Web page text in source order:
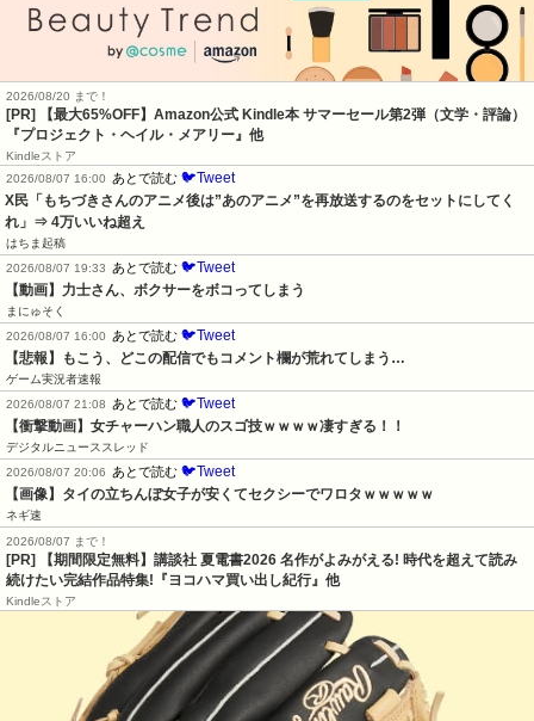
2026/08/20 まで！
[PR]
【最大65%OFF】Amazon公式 Kindle本 サマーセール第2弾（文学・評論）
『プロジェクト・ヘイル・メアリー』他
Kindleストア
2026/08/07 16:00
あとで読む 🐦Tweet
X民「もちづきさんのアニメ後は”あのアニメ”を再放送するのをセットにしてく
れ」⇒ 4万いいね超え
はちま起稿
2026/08/07 19:33
あとで読む 🐦Tweet
【動画】力士さん、ボクサーをボコってしまう
まにゅそく
2026/08/07 16:00
あとで読む 🐦Tweet
【悲報】もこう、どこの配信でもコメント欄が荒れてしまう…
ゲーム実況者速報
2026/08/07 21:08
あとで読む 🐦Tweet
【衝撃動画】女チャーハン職人のスゴ技ｗｗｗｗ凄すぎる！！
デジタルニューススレッド
2026/08/07 20:06
あとで読む 🐦Tweet
【画像】タイの立ちんぼ女子が安くてセクシーでワロタｗｗｗｗｗ
ネギ速
2026/08/07 まで！
[PR] 【期間限定無料】講談社 夏電書2026 名作がよみがえる! 時代を超えて読み
続けたい完結作品特集!『ヨコハマ買い出し紀行』他
Kindleストア